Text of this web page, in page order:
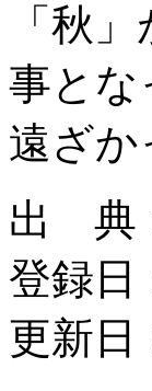
「秋
事とな
遠ざか
出 典
登録日
更新日